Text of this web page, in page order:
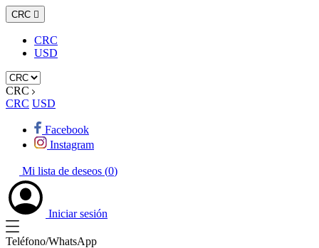
CRC 
CRC
USD
CRC
CRC USD
Facebook
Instagram
Mi lista de deseos (0)
Iniciar sesión
Teléfono/WhatsApp